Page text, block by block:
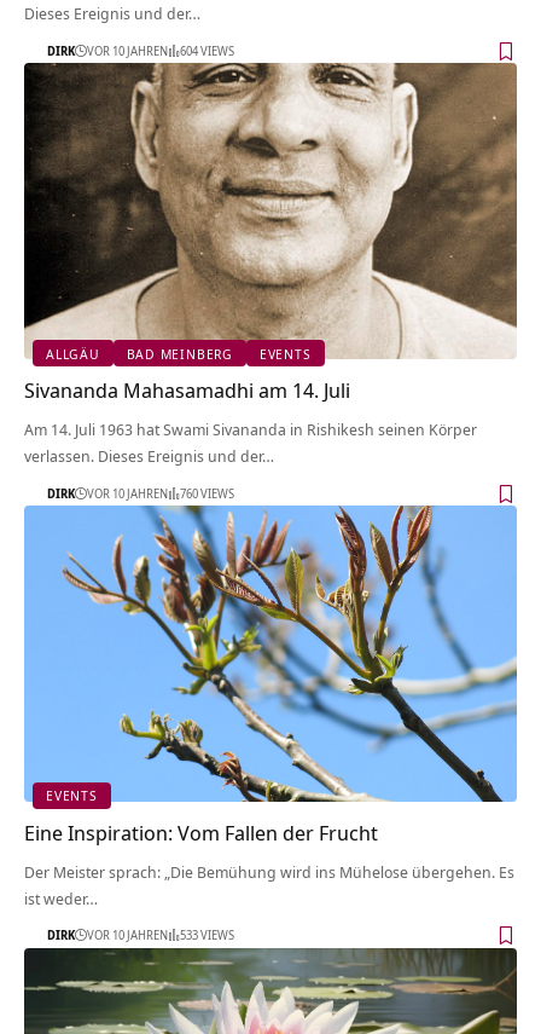
Dieses Ereignis und der…
DIRK VOR 10 JAHREN 604 VIEWS
ALLGÄU BAD MEINBERG EVENTS
Sivananda Mahasamadhi am 14. Juli
Am 14. Juli 1963 hat Swami Sivananda in Rishikesh seinen Körper
verlassen. Dieses Ereignis und der…
DIRK VOR 10 JAHREN 760 VIEWS
EVENTS
Eine Inspiration: Vom Fallen der Frucht
Der Meister sprach: „Die Bemühung wird ins Mühelose übergehen. Es
ist weder…
DIRK VOR 10 JAHREN 533 VIEWS